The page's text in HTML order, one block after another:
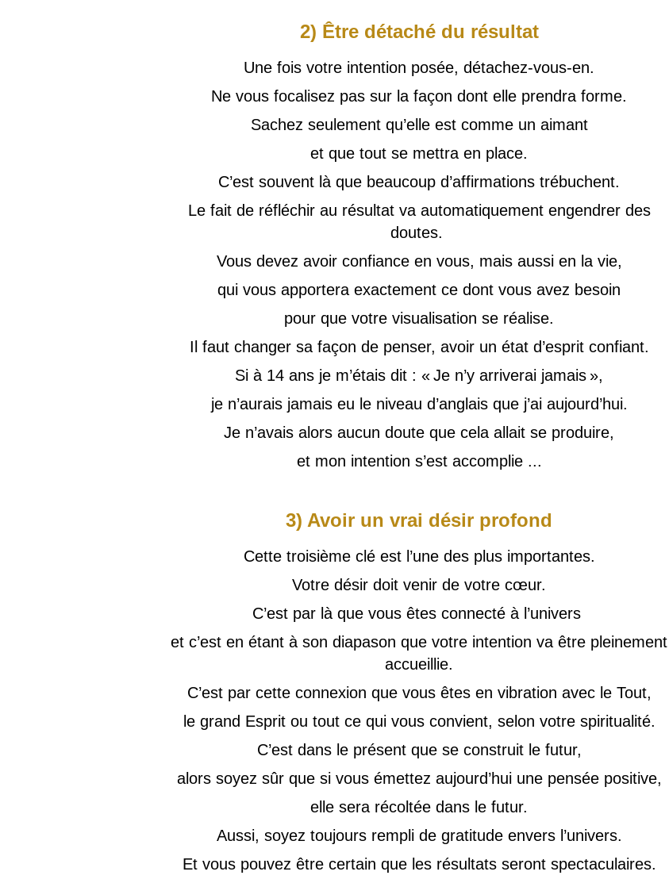
2) Être détaché du résultat
Une fois votre intention posée, détachez-vous-en.
Ne vous focalisez pas sur la façon dont elle prendra forme.
Sachez seulement qu’elle est comme un aimant
et que tout se mettra en place.
C’est souvent là que beaucoup d’affirmations trébuchent.
Le fait de réfléchir au résultat va automatiquement engendrer des
doutes.
Vous devez avoir confiance en vous, mais aussi en la vie,
qui vous apportera exactement ce dont vous avez besoin
pour que votre visualisation se réalise.
Il faut changer sa façon de penser, avoir un état d’esprit confiant.
Si à 14 ans je m’étais dit : « Je n’y arriverai jamais »,
je n’aurais jamais eu le niveau d’anglais que j’ai aujourd’hui.
Je n’avais alors aucun doute que cela allait se produire,
et mon intention s’est accomplie ...
3) Avoir un vrai désir profond
Cette troisième clé est l’une des plus importantes.
Votre désir doit venir de votre cœur.
C’est par là que vous êtes connecté à l’univers
et c’est en étant à son diapason que votre intention va être pleinement
accueillie.
C’est par cette connexion que vous êtes en vibration avec le Tout,
le grand Esprit ou tout ce qui vous convient, selon votre spiritualité.
C’est dans le présent que se construit le futur,
alors soyez sûr que si vous émettez aujourd’hui une pensée positive,
elle sera récoltée dans le futur.
Aussi, soyez toujours rempli de gratitude envers l’univers.
Et vous pouvez être certain que les résultats seront spectaculaires.